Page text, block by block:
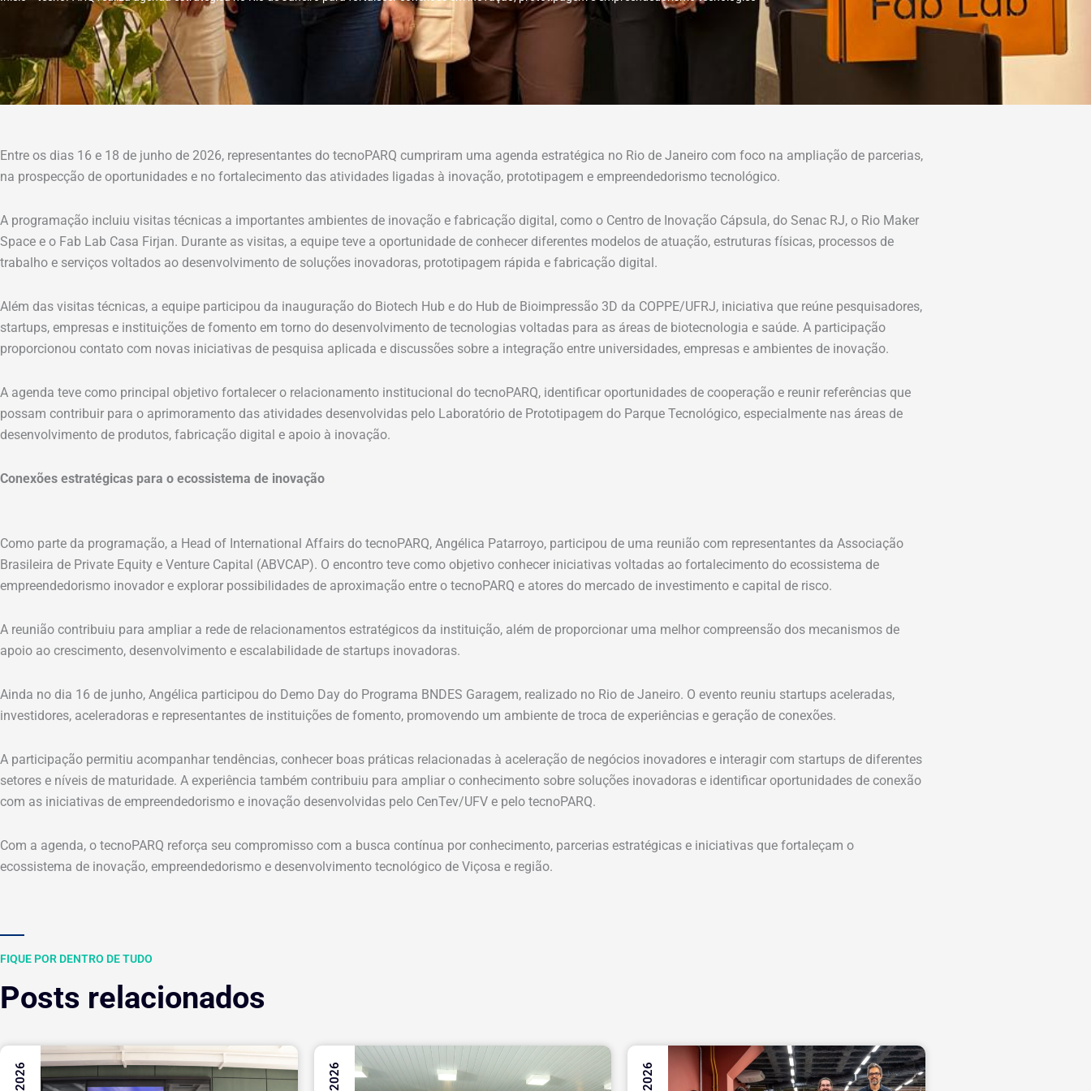
Entre os dias 16 e 18 de junho de 2026, representantes do tecnoPARQ cumpriram uma agenda estratégica no Rio de Janeiro com foco na ampliação de parcerias,
na prospecção de oportunidades e no fortalecimento das atividades ligadas à inovação, prototipagem e empreendedorismo tecnológico.
A programação incluiu visitas técnicas a importantes ambientes de inovação e fabricação digital, como o Centro de Inovação Cápsula, do Senac RJ, o Rio Maker
Space e o Fab Lab Casa Firjan. Durante as visitas, a equipe teve a oportunidade de conhecer diferentes modelos de atuação, estruturas físicas, processos de
trabalho e serviços voltados ao desenvolvimento de soluções inovadoras, prototipagem rápida e fabricação digital.
Além das visitas técnicas, a equipe participou da inauguração do Biotech Hub e do Hub de Bioimpressão 3D da COPPE/UFRJ, iniciativa que reúne pesquisadores,
startups, empresas e instituições de fomento em torno do desenvolvimento de tecnologias voltadas para as áreas de biotecnologia e saúde. A participação
proporcionou contato com novas iniciativas de pesquisa aplicada e discussões sobre a integração entre universidades, empresas e ambientes de inovação.
A agenda teve como principal objetivo fortalecer o relacionamento institucional do tecnoPARQ, identificar oportunidades de cooperação e reunir referências que
possam contribuir para o aprimoramento das atividades desenvolvidas pelo Laboratório de Prototipagem do Parque Tecnológico, especialmente nas áreas de
desenvolvimento de produtos, fabricação digital e apoio à inovação.
Conexões estratégicas para o ecossistema de inovação
Como parte da programação, a Head of International Affairs do tecnoPARQ, Angélica Patarroyo, participou de uma reunião com representantes da Associação
Brasileira de Private Equity e Venture Capital (ABVCAP). O encontro teve como objetivo conhecer iniciativas voltadas ao fortalecimento do ecossistema de
empreendedorismo inovador e explorar possibilidades de aproximação entre o tecnoPARQ e atores do mercado de investimento e capital de risco.
A reunião contribuiu para ampliar a rede de relacionamentos estratégicos da instituição, além de proporcionar uma melhor compreensão dos mecanismos de
apoio ao crescimento, desenvolvimento e escalabilidade de startups inovadoras.
Ainda no dia 16 de junho, Angélica participou do Demo Day do Programa BNDES Garagem, realizado no Rio de Janeiro. O evento reuniu startups aceleradas,
investidores, aceleradoras e representantes de instituições de fomento, promovendo um ambiente de troca de experiências e geração de conexões.
A participação permitiu acompanhar tendências, conhecer boas práticas relacionadas à aceleração de negócios inovadores e interagir com startups de diferentes
setores e níveis de maturidade. A experiência também contribuiu para ampliar o conhecimento sobre soluções inovadoras e identificar oportunidades de conexão
com as iniciativas de empreendedorismo e inovação desenvolvidas pelo CenTev/UFV e pelo tecnoPARQ.
Com a agenda, o tecnoPARQ reforça seu compromisso com a busca contínua por conhecimento, parcerias estratégicas e iniciativas que fortaleçam o
ecossistema de inovação, empreendedorismo e desenvolvimento tecnológico de Viçosa e região.
FIQUE POR DENTRO DE TUDO
Posts relacionados